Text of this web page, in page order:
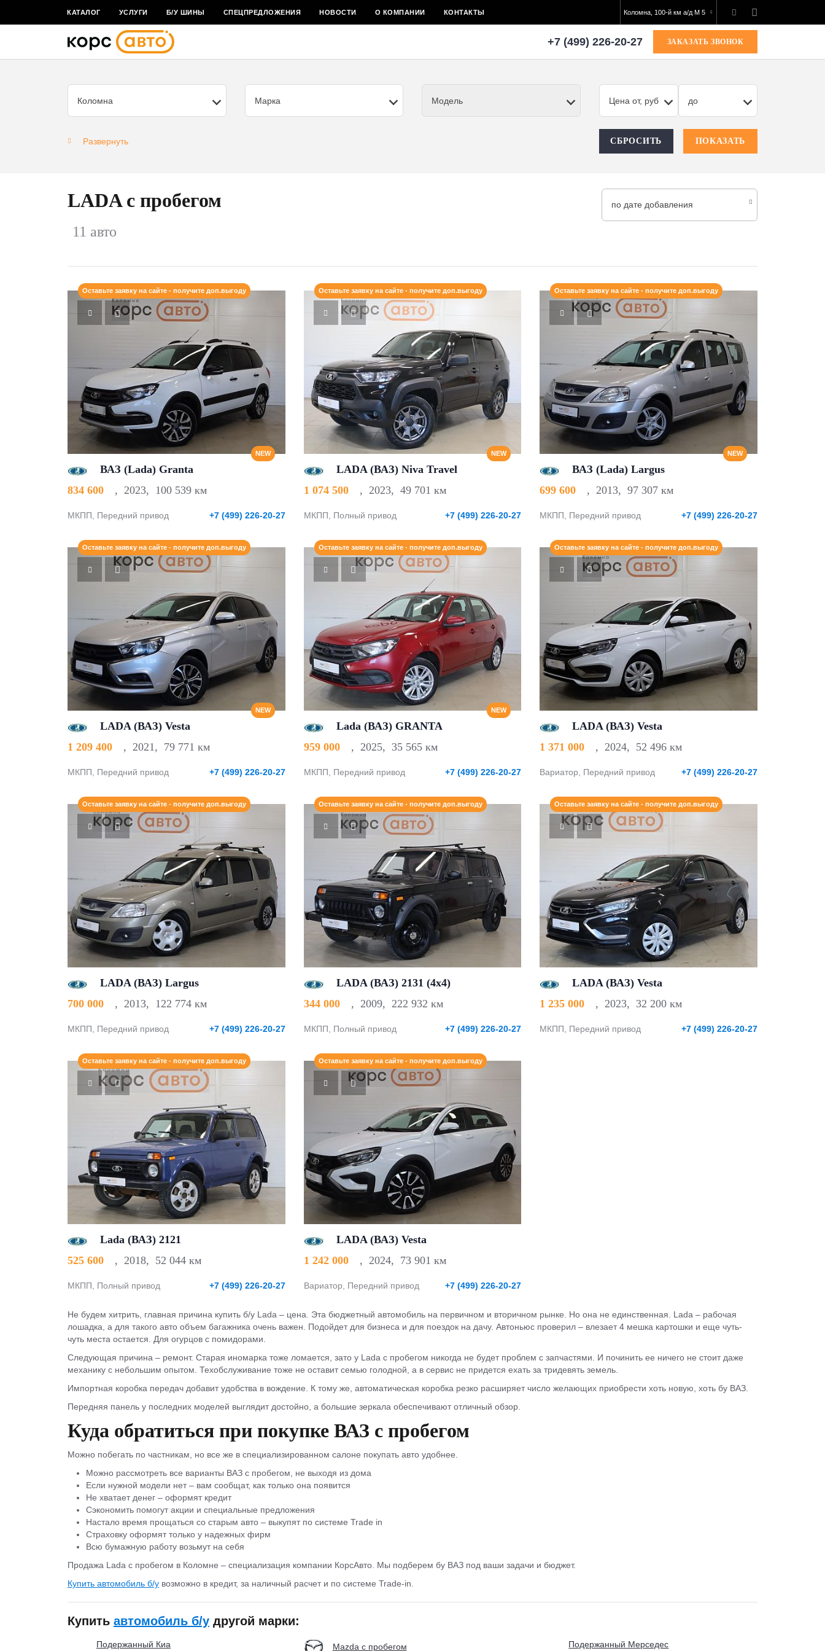
КАТАЛОГ УСЛУГИ Б/У ШИНЫ СПЕЦПРЕДЛОЖЕНИЯ НОВОСТИ О КОМПАНИИ КОНТАКТЫ Коломна, 100-й км а/д М 5
+7 (499) 226-20-27 ЗАКАЗАТЬ ЗВОНОК
Коломна Марка Модель Цена от, руб до
Развернуть СБРОСИТЬ ПОКАЗАТЬ
LADA с пробегом
11 авто
по дате добавления
NEW
Оставьте заявку на сайте - получите доп.выгоду
ВАЗ (Lada) Granta
834 600
, 2023, 100 539 км
МКПП, Передний привод +7 (499) 226-20-27
NEW
Оставьте заявку на сайте - получите доп.выгоду
LADA (ВАЗ) Niva Travel
1 074 500
, 2023, 49 701 км
МКПП, Полный привод +7 (499) 226-20-27
NEW
Оставьте заявку на сайте - получите доп.выгоду
ВАЗ (Lada) Largus
699 600
, 2013, 97 307 км
МКПП, Передний привод +7 (499) 226-20-27
NEW
Оставьте заявку на сайте - получите доп.выгоду
LADA (ВАЗ) Vesta
1 209 400
, 2021 , 79 771 км
МКПП, Передний привод +7 (499) 226-20-27
NEW
Оставьте заявку на сайте - получите доп.выгоду
Lada (ВАЗ) GRANTA
959 000
, 2025, 35 565 км
МКПП, Передний привод +7 (499) 226-20-27
Оставьте заявку на сайте - получите доп.выгоду
LADA (ВАЗ) Vesta
1 371 000
, 2024, 52 496 км
Вариатор, Передний привод +7 (499) 226-20-27
Оставьте заявку на сайте - получите доп.выгоду
LADA (ВАЗ) Largus
700 000
, 2013, 122 774 км
МКПП, Передний привод +7 (499) 226-20-27
Оставьте заявку на сайте - получите доп.выгоду
LADA (ВАЗ) 2131 (4x4)
344 000
, 2009, 222 932 км
МКПП, Полный привод +7 (499) 226-20-27
Оставьте заявку на сайте - получите доп.выгоду
LADA (ВАЗ) Vesta
1 235 000
, 2023, 32 200 км
МКПП, Передний привод +7 (499) 226-20-27
Оставьте заявку на сайте - получите доп.выгоду
Lada (ВАЗ) 2121
525 600
, 2018, 52 044 км
МКПП, Полный привод +7 (499) 226-20-27
Оставьте заявку на сайте - получите доп.выгоду
LADA (ВАЗ) Vesta
1 242 000
, 2024, 73 901 км
Вариатор, Передний привод +7 (499) 226-20-27
Не будем хитрить, главная причина купить б/у Lada – цена. Эта бюджетный автомобиль на первичном и вторичном рынке. Но она не единственная. Lada – рабочая
лошадка, а для такого авто объем багажника очень важен. Подойдет для бизнеса и для поездок на дачу. Автоньюс проверил – влезает 4 мешка картошки и еще чуть-
чуть места остается. Для огурцов с помидорами.
Следующая причина – ремонт. Старая иномарка тоже ломается, зато у Lada с пробегом никогда не будет проблем с запчастями. И починить ее ничего не стоит даже
механику с небольшим опытом. Техобслуживание тоже не оставит семью голодной, а в сервис не придется ехать за тридевять земель.
Импортная коробка передач добавит удобства в вождение. К тому же, автоматическая коробка резко расширяет число желающих приобрести хоть новую, хоть бу ВАЗ.
Передняя панель у последних моделей выглядит достойно, а большие зеркала обеспечивают отличный обзор.
Куда обратиться при покупке ВАЗ с пробегом
Можно побегать по частникам, но все же в специализированном салоне покупать авто удобнее.
Можно рассмотреть все варианты ВАЗ с пробегом, не выходя из дома
Если нужной модели нет – вам сообщат, как только она появится
Не хватает денег – оформят кредит
Сэкономить помогут акции и специальные предложения
Настало время прощаться со старым авто – выкупят по системе Trade in
Страховку оформят только у надежных фирм
Всю бумажную работу возьмут на себя
Продажа Lada с пробегом в Коломне – специализация компании КорсАвто. Мы подберем бу ВАЗ под ваши задачи и бюджет.
Купить автомобиль б/у возможно в кредит, за наличный расчет и по системе Trade-in.
Купить автомобиль б/у другой марки:
Подержанный Киа Mazda с пробегом Подержанный Мерседес